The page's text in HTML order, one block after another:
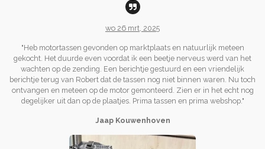
wo 26 mrt, 2025
"Heb motortassen gevonden op marktplaats en natuurlijk meteen
gekocht. Het duurde even voordat ik een beetje nerveus werd van het
wachten op de zending. Een berichtje gestuurd en een vriendelijk
berichtje terug van Robert dat de tassen nog niet binnen waren. Nu toch
ontvangen en meteen op de motor gemonteerd. Zien er in het echt nog
degelijker uit dan op de plaatjes. Prima tassen en prima webshop."
Jaap Kouwenhoven